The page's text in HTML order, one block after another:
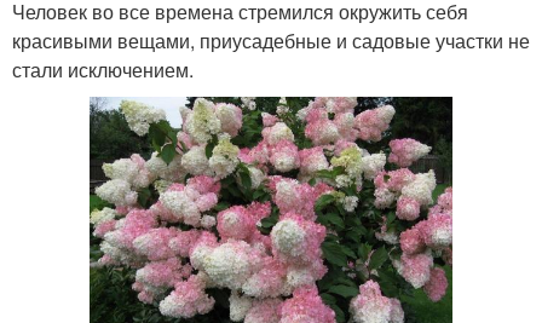
Человек во все времена стремился окружить себя
красивыми вещами, приусадебные и садовые участки не
стали исключением.